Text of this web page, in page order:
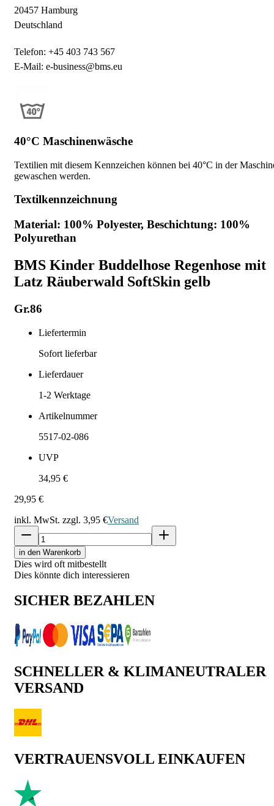
20457 Hamburg
Deutschland
Telefon: +45 403 743 567
E-Mail: e-business@bms.eu
40°C Maschinenwäsche
Textilien mit diesem Kennzeichen können bei 40°C in der
gewaschen werden.
Textilkennzeichnung
Material: 100% Polyester, Beschichtung: 100%
Polyurethan
BMS Kinder Buddelhose Regenhose mit
Latz Räuberwald SoftSkin gelb
Gr.86
Liefertermin
Sofort lieferbar
Lieferdauer
1-2 Werktage
Artikelnummer
5517-02-086
UVP
34,95 €
29,95 €
inkl. MwSt. zzgl. 3,95 €Versand
in den Warenkorb
Dies wird oft mitbestellt
Dies könnte dich interessieren
SICHER BEZAHLEN
SCHNELLER & KLIMANEUTRALER
VERSAND
VERTRAUENSVOLL EINKAUFEN